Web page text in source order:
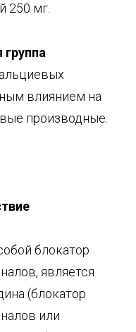
250 мг.
влиянием на
производные.
блокатор
является
(блокатор
или